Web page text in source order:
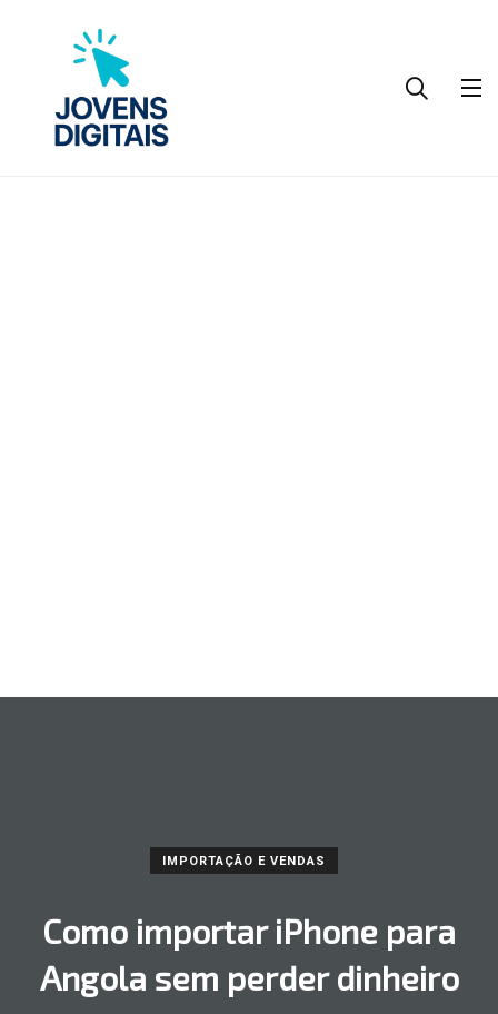
IMPORTAÇÃO E VENDAS
Como importar iPhone para
Angola sem perder dinheiro